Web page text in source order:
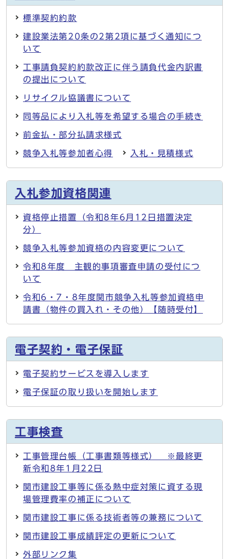
標準契約約款
建設業法第20条の2第2項に基づく通知につ
いて
工事請負契約約款改正に伴う請負代金内訳書
の提出について
リサイクル協議書について
同等品により入札等を希望する場合の手続き
前金払・部分払請求様式
競争入札等参加者心得 入札・見積様式
入札参加資格関連
資格停止措置（令和8年6月12日措置決定
分）
競争入札等参加資格の内容変更について
令和8年度 主観的事項審査申請の受付につ
いて
令和6・7・8年度関市競争入札等参加資格申
請書（物件の買入れ・その他）【随時受付】
電子契約・電子保証
電子契約サービスを導入します
電子保証の取り扱いを開始します
工事検査
工事管理台帳（工事書類等様式） ※最終更
新令和8年1月22日
関市建設工事等に係る熱中症対策に資する現
場管理費率の補正について
関市建設工事に係る技術者等の兼務について
関市建設工事成績評定の更新について
外部リンク集